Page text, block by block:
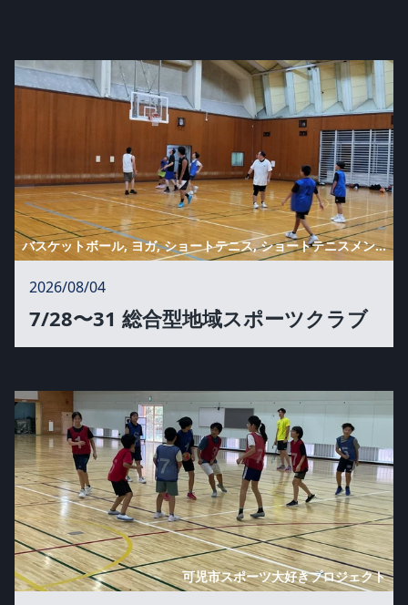
バスケットボール, ヨガ, ショートテニス, ショートテニスメンバー募集, 総合型地域スポーツクラブ
2026/08/04
7/28〜31 総合型地域スポーツクラブ
可児市スポーツ大好きプロジェクト